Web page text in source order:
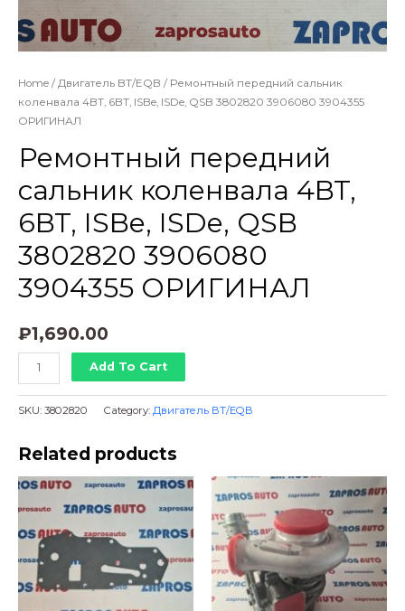
Home / Двигатель BT/EQB / Ремонтный передний сальник
коленвала 4BT, 6BT, ISBe, ISDe, QSB 3802820 3906080 3904355
ОРИГИНАЛ
Ремонтный передний
сальник коленвала 4BT,
6BT, ISBe, ISDe, QSB
3802820 3906080
3904355 ОРИГИНАЛ
₽1,690.00
Ремонтный
передний
сальник
6BT,
ISBe,
3802820
3906080
3904355
Add To Cart
SKU: 3802820 Category: Двигатель BT/EQB
Related products